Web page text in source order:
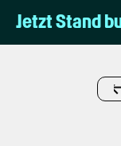
Jetzt Stand